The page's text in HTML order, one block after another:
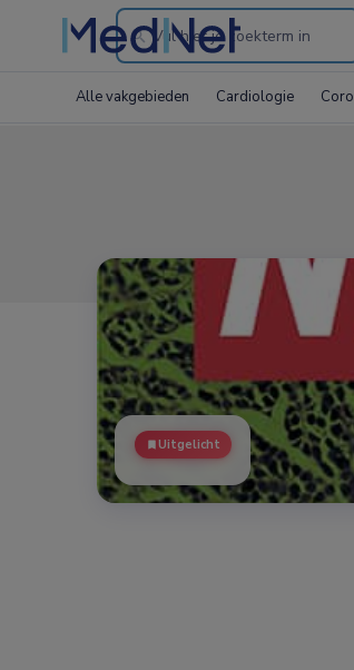
Search
the
Alle vakgebieden Cardiologie
Uitgelicht